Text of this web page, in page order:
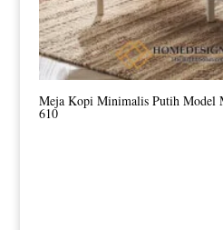
Meja Kopi Minimalis Putih Model
610